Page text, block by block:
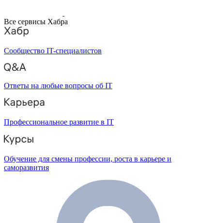
Все сервисы Хабра
Сообщество IT-специалистов
Ответы на любые вопросы об IT
Профессиональное развитие в IT
Обучение для смены профессии, роста в карьере и
саморазвития